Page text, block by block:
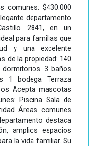
comunes: $430.000
departamento
2841, en un
para familias que
y una excelente
de la propiedad: 140
3 baños
1 bodega Terraza
Acepta mascotas
Piscina Sala de
Áreas comunes
destaca
amplios espacios
la vida familiar. Su